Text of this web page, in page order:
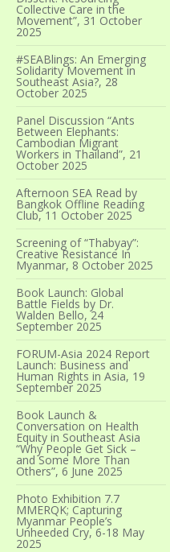
Collective Care in the
Movement”, 31 October
2025
#SEABlings: An Emerging
Solidarity Movement in
Southeast Asia?, 28
October 2025
Panel Discussion “Ants
Between Elephants:
Cambodian Migrant
Workers in Thailand”, 21
October 2025
Afternoon SEA Read by
Bangkok Offline Reading
Club, 11 October 2025
Screening of “Thabyay”:
Creative Resistance In
Myanmar, 8 October 2025
Book Launch: Global
Battle Fields by Dr.
Walden Bello, 24
September 2025
FORUM-Asia 2024 Report
Launch: Business and
Human Rights in Asia, 19
September 2025
Book Launch &
Conversation on Health
Equity in Southeast Asia
“Why People Get Sick –
and Some More Than
Others”, 6 June 2025
Photo Exhibition 7.7
MMERQK; Capturing
Myanmar People’s
Unheeded Cry, 6-18 May
2025